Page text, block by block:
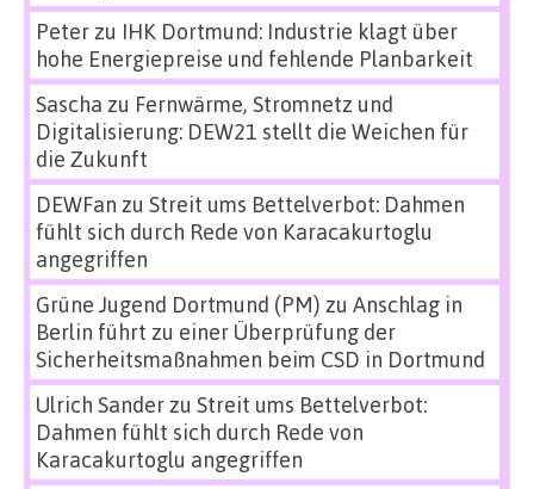
Peterzu IHK Dortmund: Industrie klagt über
hohe Energiepreise und fehlende Planbarkeit
Sascha zu Fernwärme, Stromnetz und
Digitalisierung: DEW21 stellt die Weichen für
die Zukunft
DEWFan zu Streit ums Bettelverbot: Dahmen
fühlt sich durch Rede von Karacakurtoglu
angegriffen
Grüne Jugend Dortmund (PM) zu Anschlag in
Berlin führt zu einer Überprüfung der
Sicherheitsmaßnahmen beim CSD in Dortmund
Ulrich Sanderzu Streit ums Bettelverbot:
Dahmen fühlt sich durch Rede von
Karacakurtoglu angegriffen